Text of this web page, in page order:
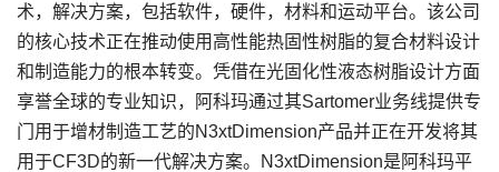
术，解决方案，包括软件，硬件，材料和运动平台。该公司
的核心技术正在推动使用高性能热固性树脂的复合材料设计
和制造能力的根本转变。凭借在光固化性液态树脂设计方面
享誉全球的专业知识，阿科玛通过其Sartomer业务线提供专
门用于增材制造工艺的N3xtDimension产品并正在开发将其
用于CF3D的新一代解决方案。N3xtDimension是阿科玛平